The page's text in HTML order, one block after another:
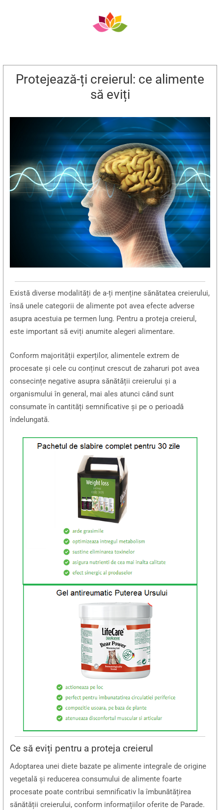
Protejează-ți creierul: ce alimente
să eviți
Există diverse modalități de a-ți menține sănătatea creierului,
însă unele categorii de alimente pot avea efecte adverse
asupra acestuia pe termen lung. Pentru a proteja creierul,
este important să eviți anumite alegeri alimentare.
Conform majorității experților, alimentele extrem de
procesate și cele cu conținut crescut de zaharuri pot avea
consecințe negative asupra sănătății creierului și a
organismului în general, mai ales atunci când sunt
consumate în cantități semnificative și pe o perioadă
îndelungată.
Ce să eviți pentru a proteja creierul
Adoptarea unei diete bazate pe alimente integrale de origine
vegetală și reducerea consumului de alimente foarte
procesate poate contribui semnificativ la îmbunătățirea
sănătății creierului, conform informațiilor oferite de Parade.